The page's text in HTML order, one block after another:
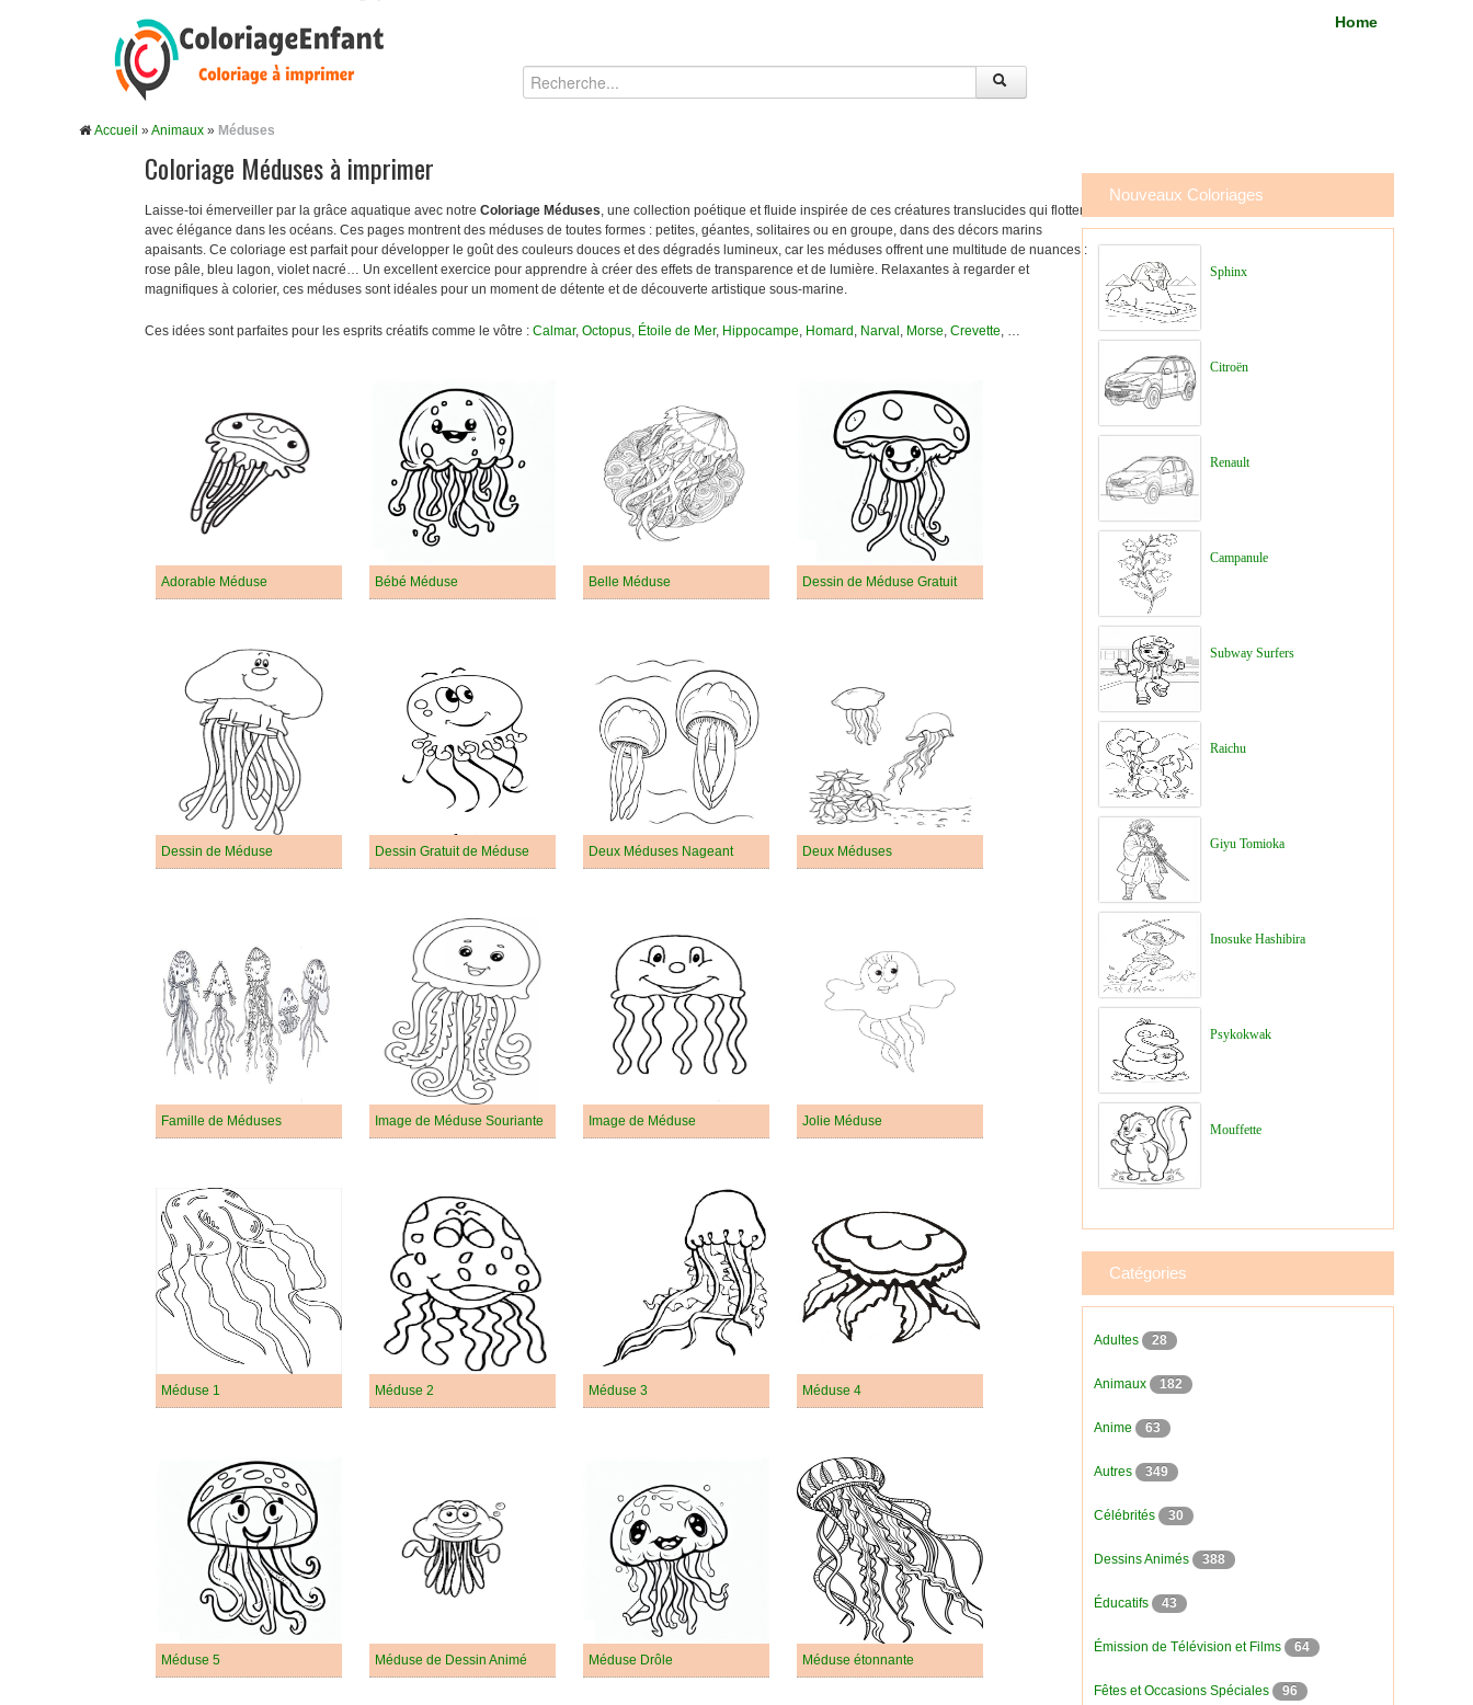
Home
Accueil »Animaux » Méduses
Coloriage Méduses à imprimer
Laisse-toi émerveiller par la grâce aquatique avec notre Coloriage Méduses, une collection poétique et fluide inspirée de ces créatures translucides qui flottent
avec élégance dans les océans. Ces pages montrent des méduses de toutes formes : petites, géantes, solitaires ou en groupe, dans des décors marins
apaisants. Ce coloriage est parfait pour développer le goût des couleurs douces et des dégradés lumineux, car les méduses offrent une multitude de nuances :
rose pâle, bleu lagon, violet nacré… Un excellent exercice pour apprendre à créer des effets de transparence et de lumière. Relaxantes à regarder et
magnifiques à colorier, ces méduses sont idéales pour un moment de détente et de découverte artistique sous-marine.
Ces idées sont parfaites pour les esprits créatifs comme le vôtre : Calmar, Octopus, Étoile de Mer, Hippocampe, Homard , Narval , Morse, Crevette, …
Adorable Méduse Bébé Méduse Belle Méduse Dessin de Méduse Gratuit
Dessin de Méduse Dessin Gratuit de Méduse Deux Méduses Nageant Deux Méduses
Famille de Méduses Image de Méduse Souriante Image de Méduse Jolie Méduse
Méduse 1 Méduse 2 Méduse 3 Méduse 4
Méduse 5 Méduse de Dessin Animé Méduse Drôle Méduse étonnante
Nouveaux Coloriages
Sphinx
Citroën
Renault
Campanule
Subway Surfers
Raichu
Giyu Tomioka
Inosuke Hashibira
Psykokwak
Mouffette
Catégories
Adultes 28
Animaux 182
Anime 63
Autres 349
Célébrités 30
Dessins Animés 388
Éducatifs 43
Émission de Télévision et Films 64
Fêtes et Occasions Spéciales 96